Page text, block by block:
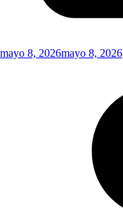
mayo 8, 2026mayo 8, 2026